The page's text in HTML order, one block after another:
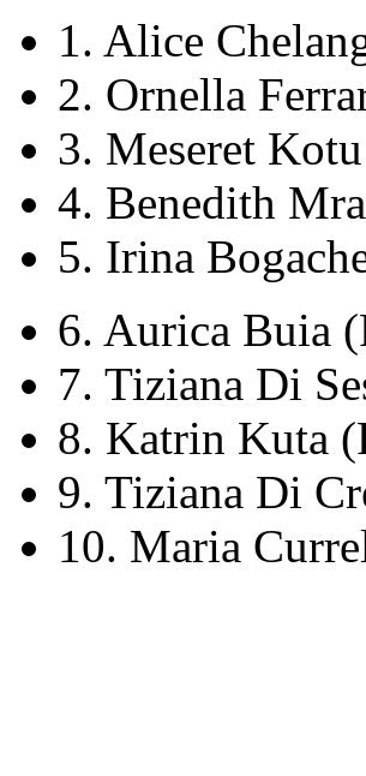
1. Alice
2. Ornella
3. Meseret Kotu
4. Benedith
5. Irina
6. Aurica Buia
7. Tiziana Di
8. Katrin Kuta
9. Tiziana Di
10. Maria